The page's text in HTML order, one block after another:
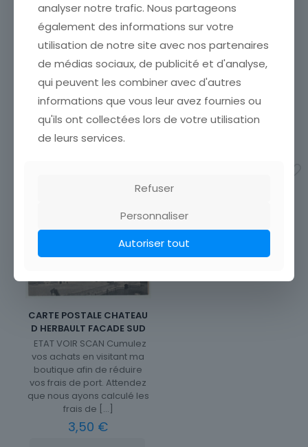
frais de port[…]
4,00 €
Ajouter au panier
CARTE POSTALE TOURS L
EGLISE ST JULIEN INTERIEUR
CARTE POSTALEETAT VOIR
SCAN Cumulez vos achats
en visitant ma boutique afin
de réduire vos frais de port.
calculé les frais de[…]
CARTE POSTALE CHATEAU
D HERBAULT FACADE SUD
ETAT VOIR SCAN Cumulez
vos achats en visitant ma
boutique afin de réduire
vos frais de port. Attendez
que nous ayons calculé les
frais de […]
3,50 €
analyser notre trafic. Nous partageons
également des informations sur votre
utilisation de notre site avec nos partenaires
de médias sociaux, de publicité et d'analyse,
qui peuvent les combiner avec d'autres
informations que vous leur avez fournies ou
qu'ils ont collectées lors de votre utilisation
de leurs services.
Refuser
Personnaliser
Autoriser tout